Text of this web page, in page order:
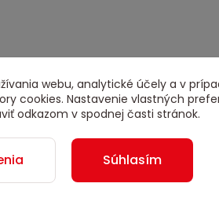
webu, analytické účely a v
cookies. Nastavenie vlastných
odkazom v spodnej časti stránok.
Súhlasím